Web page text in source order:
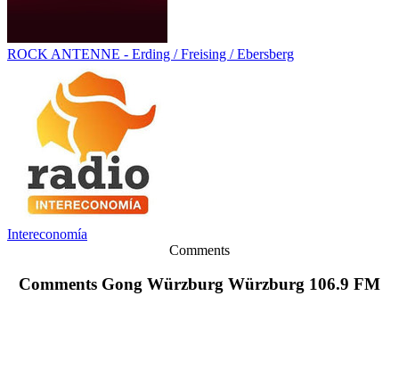
ROCK ANTENNE - Erding / Freising / Ebersberg
Intereconomía
Comments
Comments Gong Würzburg Würzburg 106.9 FM